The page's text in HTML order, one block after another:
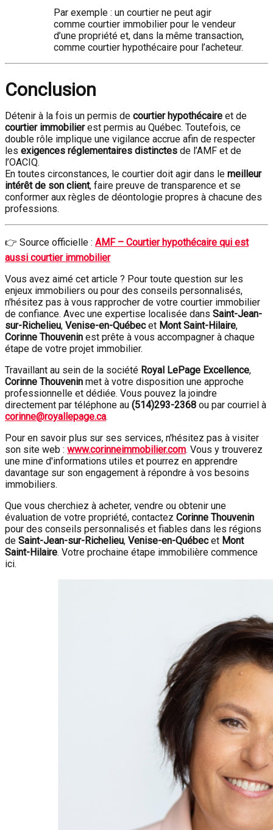
Par exemple : un courtier ne peut agir
comme courtier immobilier pour le vendeur
d’une propriété et, dans la même transaction,
comme courtier hypothécaire pour l’acheteur.
Conclusion
Détenir à la fois un permis de courtier hypothécaire et de
courtier immobilierest permis au Québec. Toutefois, ce
double rôle implique une vigilance accrue afin de respecter
les exigences réglementaires distinctes de l’AMF et de
l’OACIQ.
En toutes circonstances, le courtier doit agir dans le meilleur
intérêt de son client, faire preuve de transparence et se
conformer aux règles de déontologie propres à chacune des
professions.
👉 Source officielle : AMF – Courtier hypothécaire qui est
aussi courtier immobilier
Vous avez aimé cet article ? Pour toute question sur les
enjeux immobiliers ou pour des conseils personnalisés,
n'hésitez pas à vous rapprocher de votre courtier immobilier
de confiance. Avec une expertise localisée dans Saint-Jean-
sur-Richelieu, Venise-en-Québecet Mont Saint-Hilaire,
Corinne Thouvenin est prête à vous accompagner à chaque
étape de votre projet immobilier.
Travaillant au sein de la société Royal LePage Excellence,
Corinne Thouvenin met à votre disposition une approche
professionnelle et dédiée. Vous pouvez la joindre
directement par téléphone au (514)293-2368 ou par courriel à
corinne@royallepage.ca.
Pour en savoir plus sur ses services, n'hésitez pas à visiter
son site web : www.corinneimmobilier.com. Vous y trouverez
une mine d'informations utiles et pourrez en apprendre
davantage sur son engagement à répondre à vos besoins
immobiliers.
Que vous cherchiez à acheter, vendre ou obtenir une
évaluation de votre propriété, contactez Corinne Thouvenin
pour des conseils personnalisés et fiables dans les régions
de Saint-Jean-sur-Richelieu, Venise-en-Québecet Mont
Saint-Hilaire. Votre prochaine étape immobilière commence
ici.